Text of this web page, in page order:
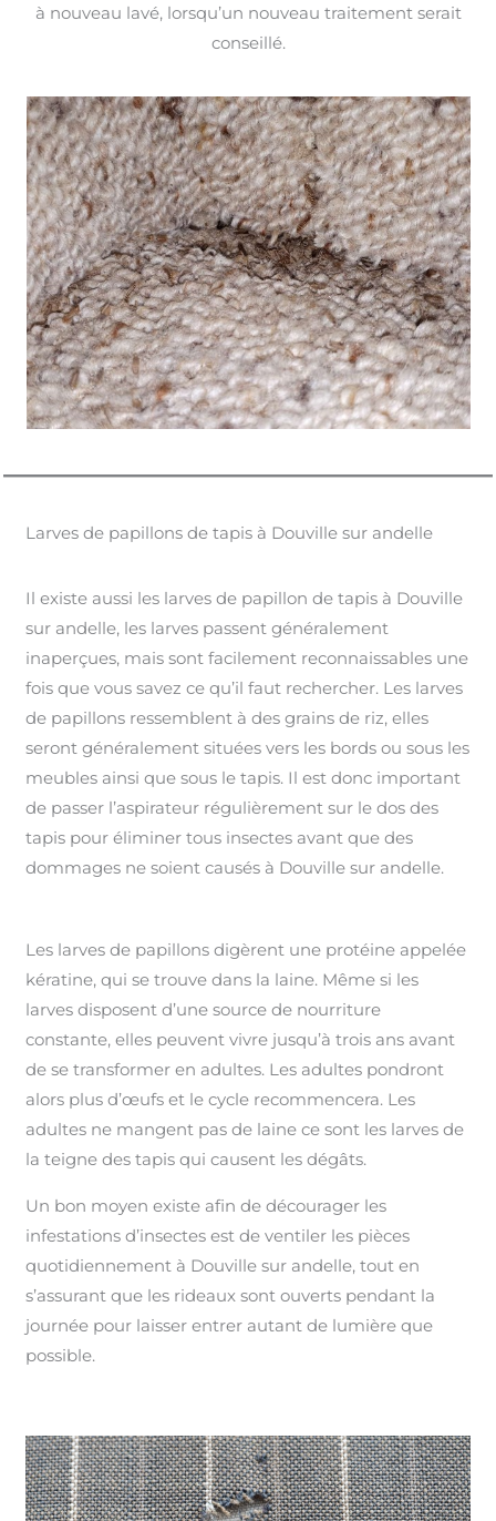
à nouveau lavé, lorsqu’un nouveau traitement serait
conseillé.
Larves de papillons de tapis à Douville sur andelle
Il existe aussi les larves de papillon de tapis à Douville
sur andelle, les larves passent généralement
inaperçues, mais sont facilement reconnaissables une
fois que vous savez ce qu’il faut rechercher. Les larves
de papillons ressemblent à des grains de riz, elles
seront généralement situées vers les bords ou sous les
meubles ainsi que sous le tapis. Il est donc important
de passer l’aspirateur régulièrement sur le dos des
tapis pour éliminer tous insectes avant que des
dommages ne soient causés à Douville sur andelle.
Les larves de papillons digèrent une protéine appelée
kératine, qui se trouve dans la laine. Même si les
larves disposent d’une source de nourriture
constante, elles peuvent vivre jusqu’à trois ans avant
de se transformer en adultes. Les adultes pondront
alors plus d’œufs et le cycle recommencera. Les
adultes ne mangent pas de laine ce sont les larves de
la teigne des tapis qui causent les dégâts.
Un bon moyen existe afin de décourager les
infestations d’insectes est de ventiler les pièces
quotidiennement à Douville sur andelle, tout en
s’assurant que les rideaux sont ouverts pendant la
journée pour laisser entrer autant de lumière que
possible.